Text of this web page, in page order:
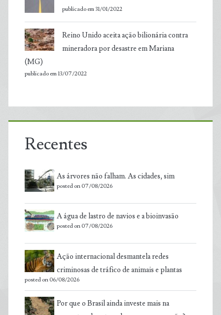
publicado em 31/01/2022
Reino Unido aceita ação bilionária contra
mineradora por desastre em Mariana
(MG)
publicado em 13/07/2022
Recentes
As árvores não falham. As cidades, sim
posted on 07/08/2026
A água de lastro de navios e a bioinvasão
posted on 07/08/2026
Ação internacional desmantela redes
criminosas de tráfico de animais e plantas
posted on 06/08/2026
Por que o Brasil ainda investe mais na